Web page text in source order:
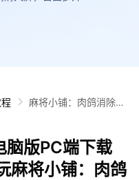
麻将小铺：肉鸽消除电
铺：肉鸽消除攻略
脑版PC端下载
麻将小铺：肉鸽